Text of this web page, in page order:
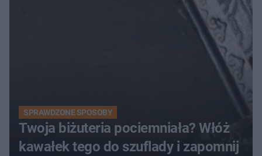
SPRAWDZONE SPOSOBY
Twoja biżuteria pociemniała? Włóż
kawałek tego do szuflady i zapomnij